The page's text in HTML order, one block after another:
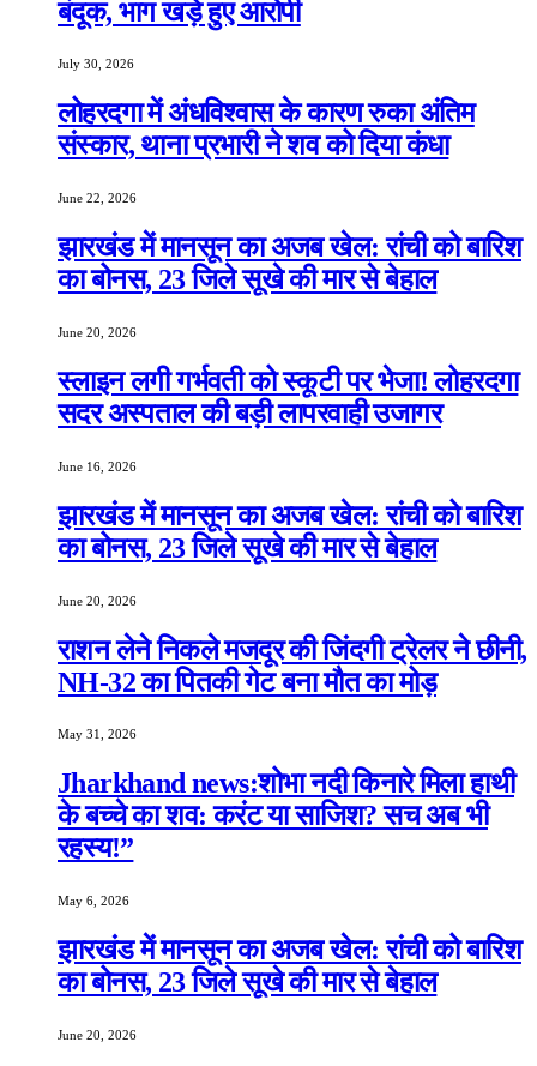
बंदूक, भाग खड़े हुए आरोपी
July 30, 2026
लोहरदगा में अंधविश्वास के कारण रुका अंतिम
संस्कार, थाना प्रभारी ने शव को दिया कंधा
June 22, 2026
झारखंड में मानसून का अजब खेल: रांची को बारिश
का बोनस, 23 जिले सूखे की मार से बेहाल
June 20, 2026
स्लाइन लगी गर्भवती को स्कूटी पर भेजा! लोहरदगा
सदर अस्पताल की बड़ी लापरवाही उजागर
June 16, 2026
झारखंड में मानसून का अजब खेल: रांची को बारिश
का बोनस, 23 जिले सूखे की मार से बेहाल
June 20, 2026
राशन लेने निकले मजदूर की जिंदगी ट्रेलर ने छीनी,
NH-32 का पितकी गेट बना मौत का मोड़
May 31, 2026
Jharkhand news:शोभा नदी किनारे मिला हाथी
के बच्चे का शव: करंट या साजिश? सच अब भी
रहस्य!”
May 6, 2026
झारखंड में मानसून का अजब खेल: रांची को बारिश
का बोनस, 23 जिले सूखे की मार से बेहाल
June 20, 2026